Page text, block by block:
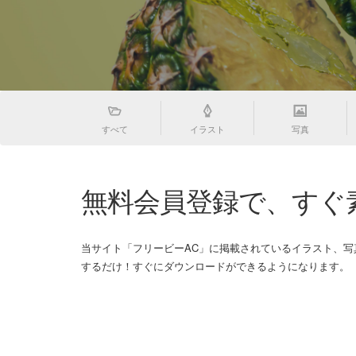
すべて イラスト 写真
無料会員登録で、す
当サイト「フリービーAC」に掲載されているイラスト、
するだけ！すぐにダウンロードができるようになります。